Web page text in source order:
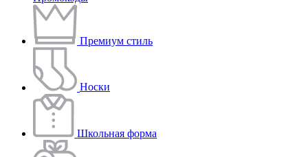
Премиум стиль
Носки
Школьная форма